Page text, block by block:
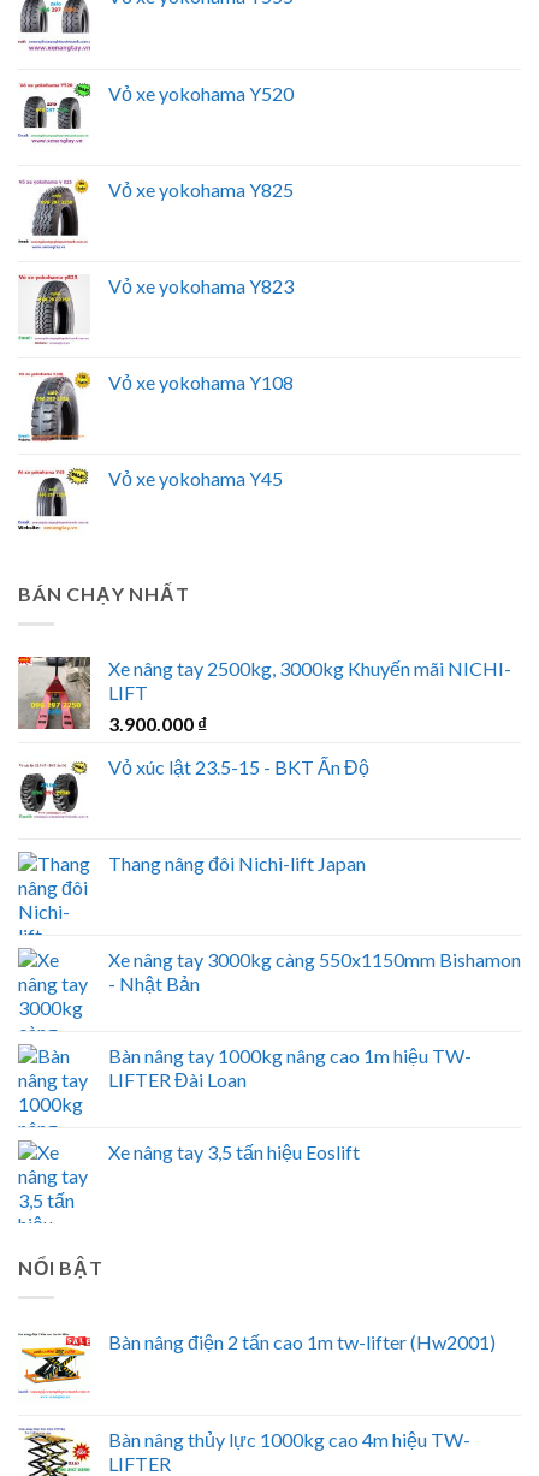
Vỏ xe yokohama Y520
Vỏ xe yokohama Y825
Vỏ xe yokohama Y823
Vỏ xe yokohama Y108
Vỏ xe yokohama Y45
BÁN CHẠY NHẤT
Xe nâng tay 2500kg, 3000kg Khuyến mãi NICHI-
LIFT
3.900.000 ₫
Vỏ xúc lật 23.5-15 - BKT Ấn Độ
Thang nâng đôi Nichi-lift Japan
Xe nâng tay 3000kg càng 550x1150mm Bishamon
- Nhật Bản
Bàn nâng tay 1000kg nâng cao 1m hiệu TW-
LIFTER Đài Loan
Xe nâng tay 3,5 tấn hiệu Eoslift
NỔI BẬT
Bàn nâng điện 2 tấn cao 1m tw-lifter (Hw2001)
Bàn nâng thủy lực 1000kg cao 4m hiệu TW-
LIFTER